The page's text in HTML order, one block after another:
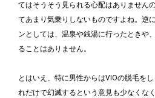
てはそうそう見られる心配はありません
てあまり気乗りしないものですよね。逆
ンとしては、温泉や銭湯に行ったときや
ることはありません。
とはいえ、特に男性からはVIOの脱毛を
れだけで幻滅するという意見も少なくな